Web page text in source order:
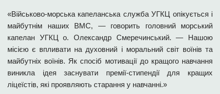
«Військово-морська капеланська служба УГКЦ опікується і
майбутнім наших ВМС, — говорить головний морський
капелан УГКЦ о. Олександр Смеречинський. — Нашою
місією є впливати на духовний і моральний світ воїнів та
майбутніх воїнів. Як спосіб мотивації до кращого навчання
виникла ідея заснувати премії-стипендії для кращих
ліцеїстів, які проявляють старання у навчанні.»